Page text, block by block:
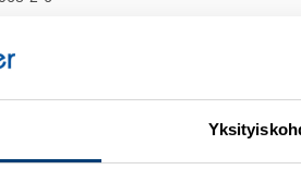
1
60947-1